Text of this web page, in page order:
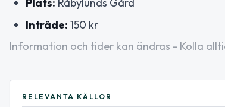
Plats: Råbylunds Gård
Inträde: 150 kr
Information och tider kan ändras - Kolla
RELEVANTA KÄLLOR